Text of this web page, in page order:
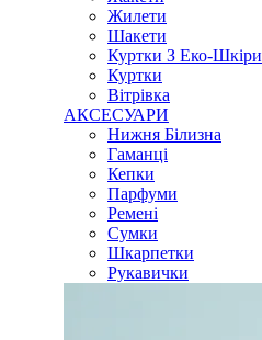
Жилети
Шакети
Куртки З Еко-Шкіри
Куртки
Вітрівка
АКСЕСУАРИ
Нижня Білизна
Гаманці
Кепки
Парфуми
Ремені
Сумки
Шкарпетки
Рукавички